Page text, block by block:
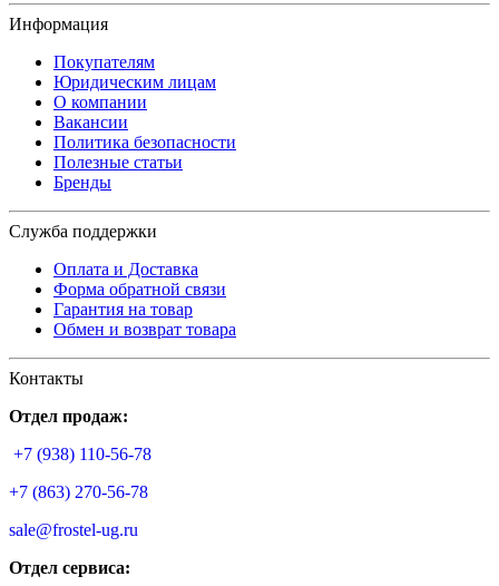
Информация
Покупателям
Юридическим лицам
О компании
Вакансии
Политика безопасности
Полезные статьи
Бренды
Служба поддержки
Оплата и Доставка
Форма обратной связи
Гарантия на товар
Обмен и возврат товара
Контакты
Отдел продаж:
+7 (938) 110-56-78
+7 (863) 270-56-78
sale@frostel-ug.ru
Отдел сервиса: